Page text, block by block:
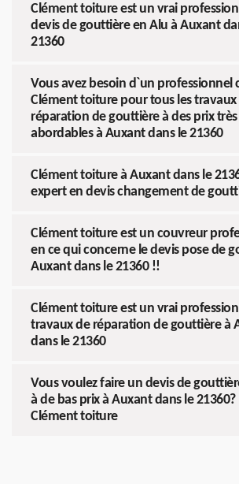
Clément toiture est un vrai
devis de gouttière en Alu à Auxant
21360
Vous avez besoin d`un professionnel
Clément toiture pour tous les travaux
réparation de gouttière à des prix très
abordables à Auxant dans le 21360
Clément toiture à Auxant dans le
expert en devis changement de
Clément toiture est un couvreur
en ce qui concerne le devis pose de
Auxant dans le 21360 !!
Clément toiture est un vrai
travaux de réparation de gouttière à
dans le 21360
Vous voulez faire un devis de
à de bas prix à Auxant dans le 21360?
Clément toiture